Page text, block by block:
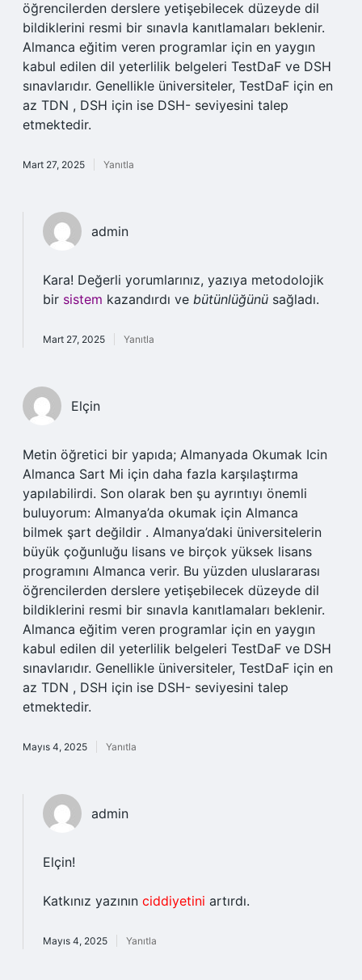
öğrencilerden derslere yetişebilecek düzeyde dil
bildiklerini resmi bir sınavla kanıtlamaları beklenir.
Almanca eğitim veren programlar için en yaygın
kabul edilen dil yeterlilik belgeleri TestDaF ve DSH
sınavlarıdır. Genellikle üniversiteler, TestDaF için en
az TDN , DSH için ise DSH- seviyesini talep
etmektedir.
Mart 27, 2025 Yanıtla
admin
Kara! Değerli yorumlarınız, yazıya metodolojik
bir sistem kazandırdı ve bütünlüğünü sağladı.
Mart 27, 2025 Yanıtla
Elçin
Metin öğretici bir yapıda; Almanyada Okumak Icin
Almanca Sart Mi için daha fazla karşılaştırma
yapılabilirdi. Son olarak ben şu ayrıntıyı önemli
buluyorum: Almanya’da okumak için Almanca
bilmek şart değildir . Almanya’daki üniversitelerin
büyük çoğunluğu lisans ve birçok yüksek lisans
programını Almanca verir. Bu yüzden uluslararası
öğrencilerden derslere yetişebilecek düzeyde dil
bildiklerini resmi bir sınavla kanıtlamaları beklenir.
Almanca eğitim veren programlar için en yaygın
kabul edilen dil yeterlilik belgeleri TestDaF ve DSH
sınavlarıdır. Genellikle üniversiteler, TestDaF için en
az TDN , DSH için ise DSH- seviyesini talep
etmektedir.
Mayıs 4, 2025 Yanıtla
admin
Elçin!
Katkınız yazının ciddiyetini artırdı.
Mayıs 4, 2025 Yanıtla